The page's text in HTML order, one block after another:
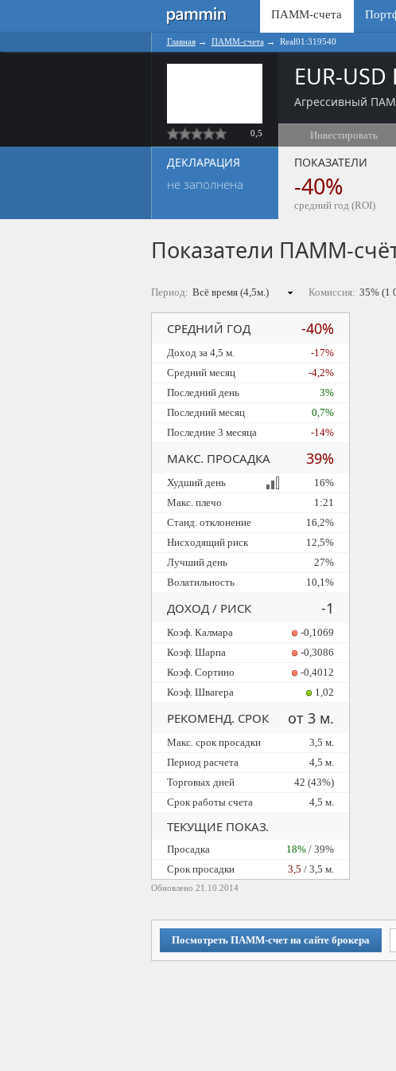
ПАММ-счета
Главная→ ПАММ-счета → Real01:319540
0,5
EUR-USD
Агрессивный
Инвестировать
ДЕКЛАРАЦИЯ
не заполнена
ПОКАЗАТЕЛИ
-40%
средний год (ROI)
Показатели ПАММ-
Период: Комиссия:
Обновлено 21.10.2014
СРЕДНИЙ ГОД -40%
Доход за 4,5 м.
-17%
Средний месяц
-4,2%
Последний день
3%
Последний месяц
0,7%
Последние 3 месяца
-14%
МАКС. ПРОСАДКА 39%
Худший день
16%
Макс. плечо
1:21
Станд. отклонение
16,2%
Нисходящий риск
12,5%
Лучший день
27%
Волатильность
10,1%
ДОХОД / РИСК -1
Коэф. Калмара
-0,1069
Коэф. Шарпа
-0,3086
Коэф. Сортино
-0,4012
Коэф. Швагера
1,02
РЕКОМЕНД. СРОК от 3 м.
Макс. срок просадки
3,5 м.
Период расчета
4,5 м.
Торговых дней
42 (43%)
Срок работы счета
4,5 м.
ТЕКУЩИЕ ПОКАЗ.
Просадка 18%/ 39%
Cрок просадки
3,5 / 3,5 м.
Посмотреть ПАММ-счет на сайте брокера